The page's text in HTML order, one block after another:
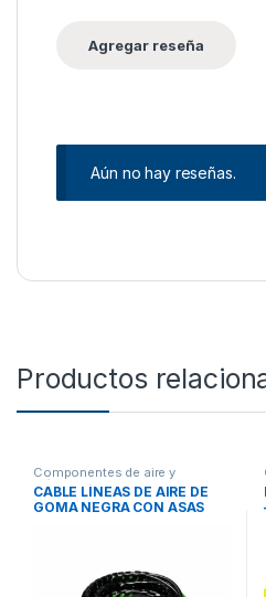
Aún no hay reseñas.
Productos
Componentes de aire y
eléctricos
CABLE LÍNEAS DE AIRE DE
GOMA NEGRA CON ASAS